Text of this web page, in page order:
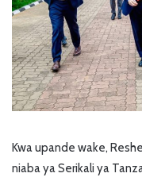
Kwa upande wake,
niaba ya Serikali ya